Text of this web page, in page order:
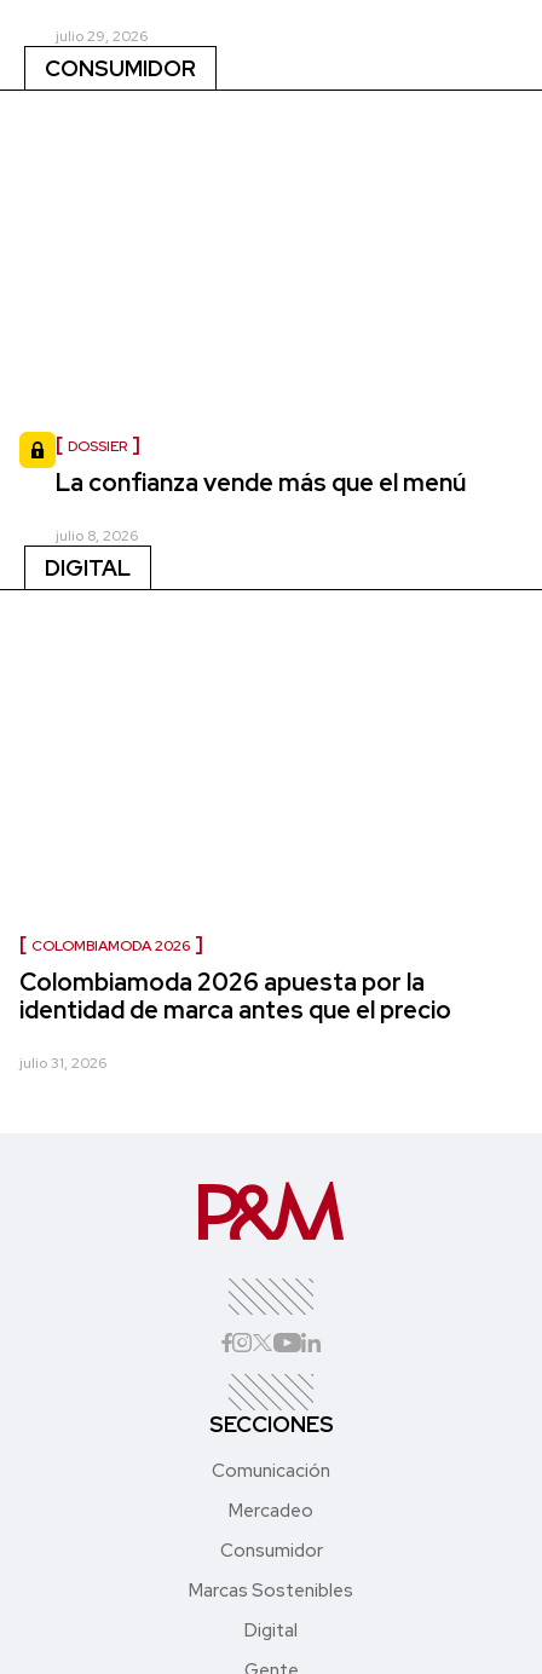
julio 29, 2026
CONSUMIDOR
DOSSIER
La confianza vende más que el menú
julio 8, 2026
DIGITAL
COLOMBIAMODA 2026
Colombiamoda 2026 apuesta por la
identidad de marca antes que el precio
julio 31, 2026
SECCIONES
Comunicación
Mercadeo
Consumidor
Marcas Sostenibles
Digital